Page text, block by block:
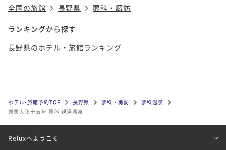
全国の旅館
長野県 蓼科・諏訪
ランキングから探す
長野県のホテル・旅館ランキング
ホテル•旅館予約TOP 長野県 蓼科・諏訪
蓼科温泉
創業大正十五年 蓼科 親湯温泉
Reluxへようこそ